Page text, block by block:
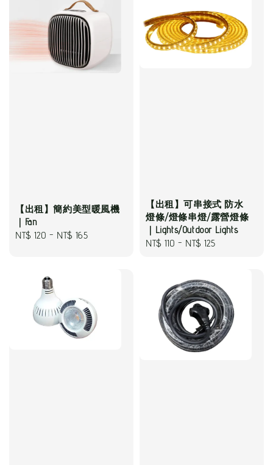
【出租】簡約美型暖風機
｜Fan
Regular
NT$ 120 - NT$ 165
【出租】可串接式 防水
燈條/燈條串燈/露營燈條
｜Lights/Outdoor Lights
Regular
NT$ 110 - NT$ 125